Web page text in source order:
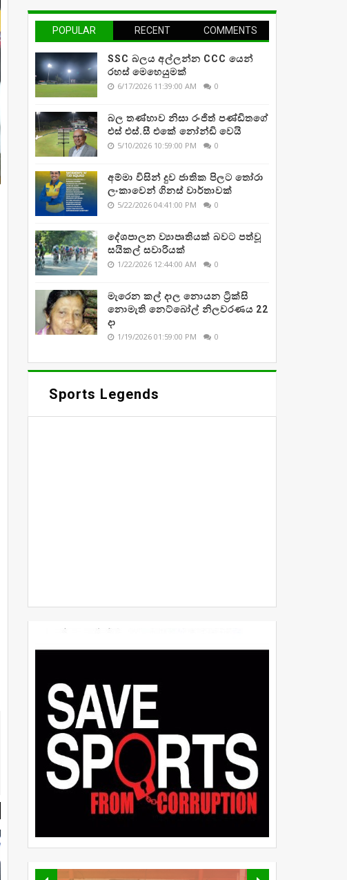
POPULAR RECENT COMMENTS
SSC බලය අල්ලන්න CCC යෙන්
රහස් මෙහෙයුමක්
6/17/2026 11:39:00 AM 0
බල තණ්හාව නිසා රංජිත් පණ්ඩිතගේ
එස් එස්.සී එකේ නෝන්ඩි වෙයි
5/10/2026 10:59:00 PM 0
අම්මා විසින් දුව ජාතික පිලට තෝරා
ලංකාවෙන් ගිනස් වාර්තාවක්
5/22/2026 04:41:00 PM 0
දේශපාලන ව්‍යාපෘතියක් බවට පත්වූ
සයිකල් සවාරියක්
1/22/2026 12:44:00 AM 0
මැරෙන කල් දාල නොයන ට්‍රික්සි
නොමැති නෙට්බෝල් නිලවරණය 22
දා
1/19/2026 01:59:00 PM 0
Sports Legends